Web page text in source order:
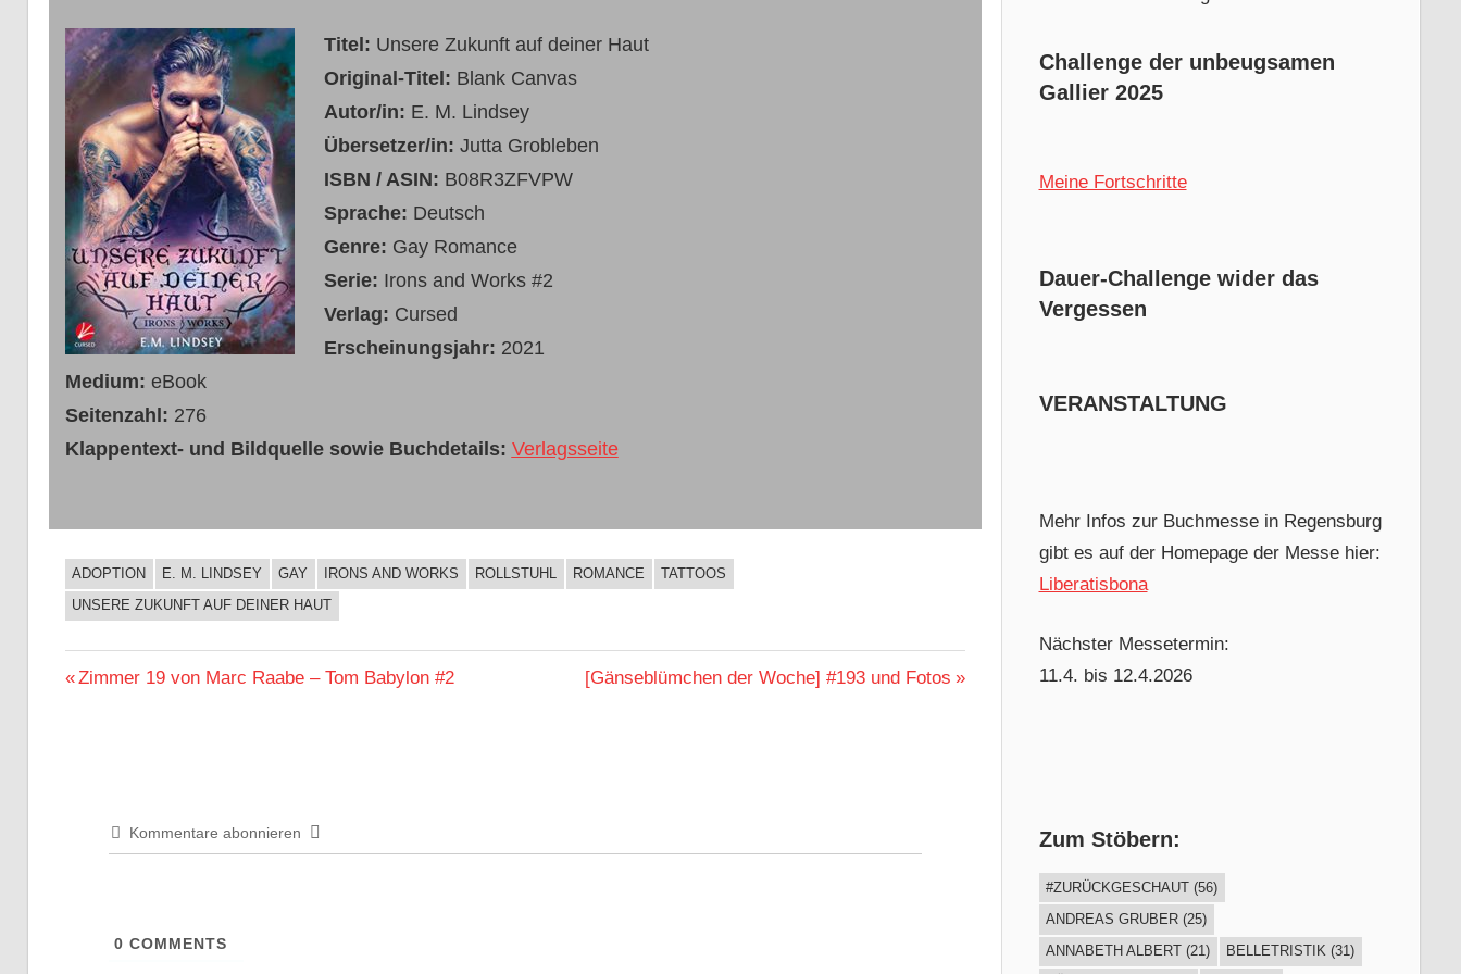
Titel: Unsere Zukunft auf deiner Haut
Original-Titel: Blank Canvas
Autor/in: E. M. Lindsey
Übersetzer/in: Jutta Grobleben
ISBN / ASIN: B08R3ZFVPW
Sprache: Deutsch
Genre: Gay Romance
Serie: Irons and Works #2
Verlag: Cursed
Erscheinungsjahr: 2021
Medium: eBook
Seitenzahl: 276
Klappentext- und Bildquelle sowie Buchdetails: Verlagsseite
BUCHIGES
ADOPTION E. M. LINDSEY GAY IRONS AND WORKS ROLLSTUHL ROMANCE
TATTOOS
UNSERE ZUKUNFT AUF DEINER HAUT
Beitragsnavigation
Vorheriger
Zimmer 19 von Marc Raabe – Tom Babylon #2
Nächster
[Gänseblümchen der Woche] #193 und Fotos
Kommentare abonnieren
0 COMMENTS
Challenge der unbeugsamen
Gallier 2025
Meine Fortschritte
Dauer-Challenge wider das
Vergessen
VERANSTALTUNG
Mehr Infos zur Buchmesse in Regensburg
gibt es auf der Homepage der Messe hier:
Liberatisbona
Nächster Messetermin:
11.4. bis 12.4.2026
Zum Stöbern:
#ZURÜCKGESCHAUT (56)
ANDREAS GRUBER (25)
ANNABETH ALBERT (21) BELLETRISTIK (31)